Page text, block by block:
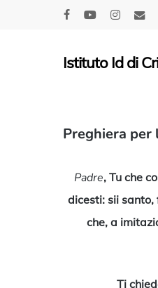
Istituto Id di
Preghiera per
Padre, Tu che
dicesti: sii santo,
che, a
Ti